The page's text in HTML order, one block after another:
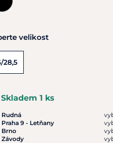
velikost
28,5
Skladem 1 ks
Rudná
Praha 9 - Letňany
Brno
Závody